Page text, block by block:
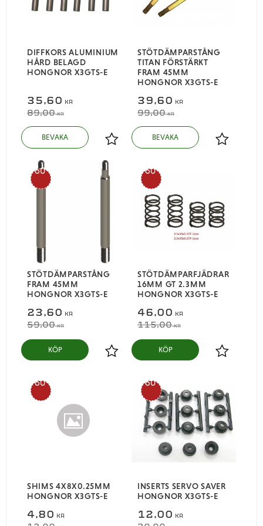
DIFFKORS ALUMINIUM
HÅRD BELAGD
HONGNOR X3GTS-E
35,60 KR
89,00KR
Lägg till i favoriter
STÖTDÄMPARSTÅNG
TITAN FÖRSTÄRKT
FRAM 45MM
HONGNOR X3GTS-E
39,60 KR
99,00KR
Lägg till i
STÖTDÄMPARSTÅNG
FRAM 45MM
HONGNOR X3GTS-E
23,60 KR
59,00KR
60
%
Lägg till i favoriter
KÖP
STÖTDÄMPARFJÄDRAR
16MM GT 2.3MM
HONGNOR X3GTS-E
46,00 KR
115,00KR
60
%
Lägg till i
KÖP
SHIMS 4X8X0.25MM
HONGNOR X3GTS-E
4,80 KR
60
%
INSERTS SERVO SAVER
HONGNOR X3GTS-E
12,00 KR
60
%